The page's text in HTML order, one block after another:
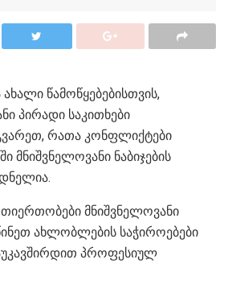
წამოწყებებისთვის,
პირადი საკითხები
რათა კონფლიქტები
მნიშვნელოვანი ნაბიჯების
მნიშვნელოვანი
ახლობლების საჭიროებები
პროფესიულ